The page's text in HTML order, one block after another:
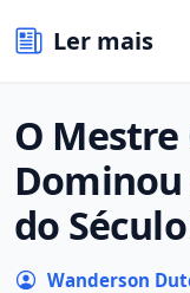
Ler mais
O
Dominou
do
Wanderson